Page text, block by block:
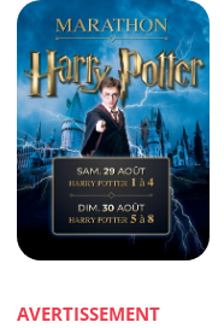
AVERTISSEMENT